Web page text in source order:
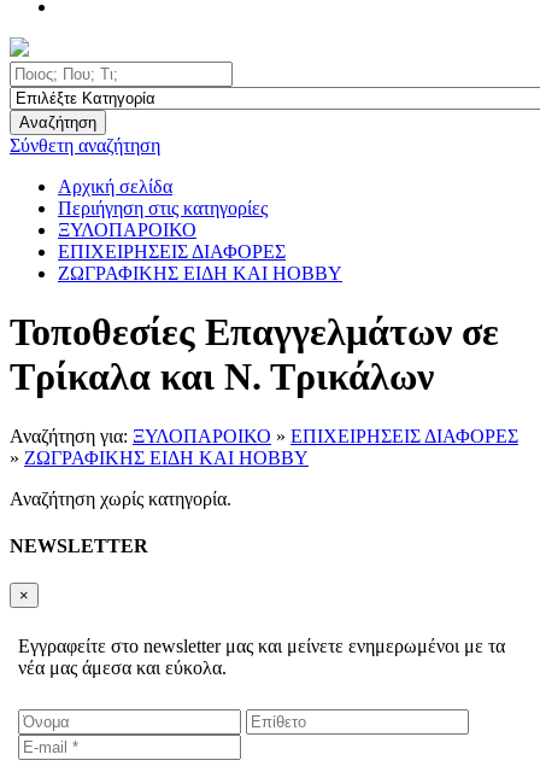
Αναζήτηση
Σύνθετη αναζήτηση
Αρχική σελίδα
Περιήγηση στις κατηγορίες
ΞΥΛΟΠΑΡΟΙΚΟ
ΕΠΙΧΕΙΡΗΣΕΙΣ ΔΙΑΦΟΡΕΣ
ΖΩΓΡΑΦΙΚΗΣ ΕΙΔΗ ΚΑΙ HOBBY
Τοποθεσίες Επαγγελμάτων σε
Τρίκαλα και Ν. Τρικάλων
Αναζήτηση για: ΞΥΛΟΠΑΡΟΙΚΟ » ΕΠΙΧΕΙΡΗΣΕΙΣ ΔΙΑΦΟΡΕΣ
» ΖΩΓΡΑΦΙΚΗΣ ΕΙΔΗ ΚΑΙ HOBBY
Αναζήτηση χωρίς κατηγορία.
NEWSLETTER
×
Εγγραφείτε στο newsletter μας και μείνετε ενημερωμένοι με τα
νέα μας άμεσα και εύκολα.